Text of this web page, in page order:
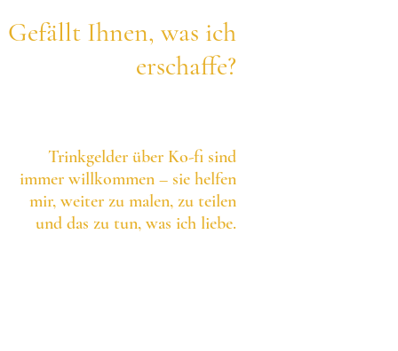
Gefällt Ihnen, was ich
erschaffe?
Trinkgelder über Ko-fi sind
immer willkommen – sie helfen
mir, weiter zu malen, zu teilen
und das zu tun, was ich liebe.